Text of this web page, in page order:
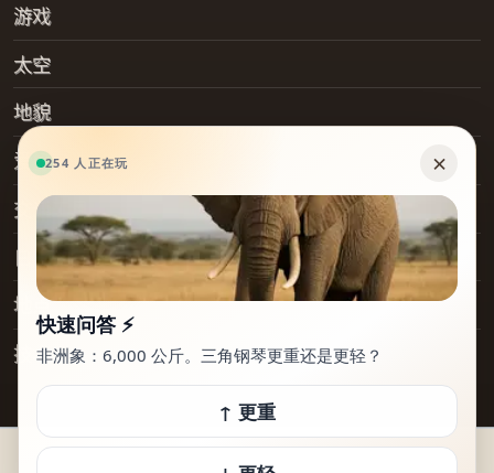
游戏
太空
地貌
爱好
交通工具
日常物品
地点
技术